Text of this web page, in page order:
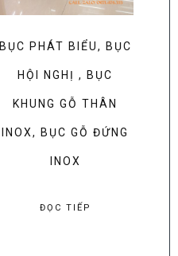
chọn
thể
được
trang
BỤC PHÁT BIỂU, BỤC
HỘI NGHỊ , BỤC
KHUNG GỖ THÂN
INOX, BỤC GỖ ĐỨNG
INOX
ĐỌC TIẾP